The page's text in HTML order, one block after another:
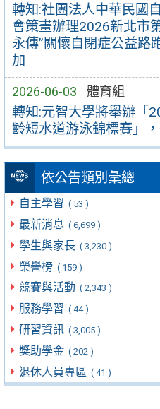
轉知:社團法人中華民國
會策畫辦理2026新北市
永傳”關懷自閉症公益路
加
2026-06-03 體育組
轉知:元智大學將舉辦「
齡短水道游泳錦標賽」
依公告類別彙總
自主學習 ( 53 )
最新消息 ( 6,699 )
學生與家長 ( 3,230 )
榮譽榜 ( 159 )
競賽與活動 ( 2,343 )
服務學習 ( 44 )
研習資訊 ( 3,005 )
獎助學金 ( 202 )
退休人員專區 ( 41 )